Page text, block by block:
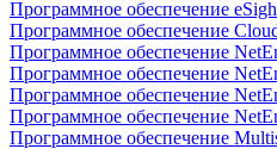
Программное обеспечение
Программное обеспечение
Программное обеспечение
Программное обеспечение
Программное обеспечение
Программное обеспечение
Программное обеспечение